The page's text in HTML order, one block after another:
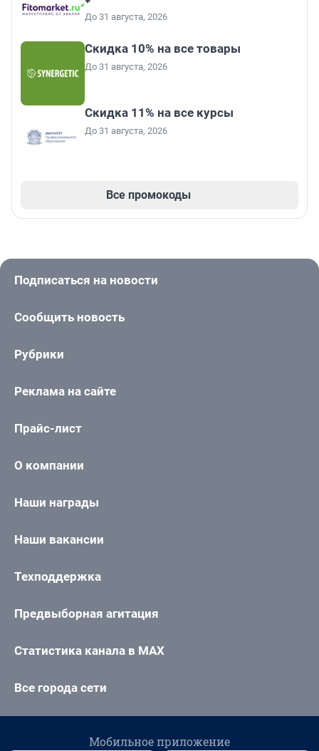
До 31 августа, 2026
Скидка 10% на все товары
До 31 августа, 2026
Скидка 11% на все курсы
До 31 августа, 2026
Все промокоды
Подписаться на новости
Сообщить новость
Рубрики
Реклама на сайте
Прайс-лист
О компании
Наши награды
Наши вакансии
Техподдержка
Предвыборная агитация
Статистика канала в MAX
Все города сети
Мобильное приложение